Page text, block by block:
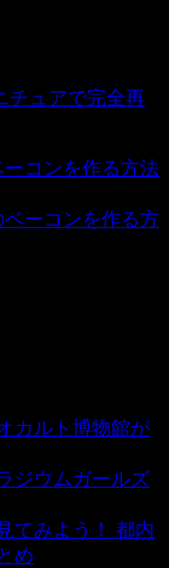
チュアで完全再
ーコンを作る方法
カルト博物館が
ジウムガールズ
てみよう！ 都内
め